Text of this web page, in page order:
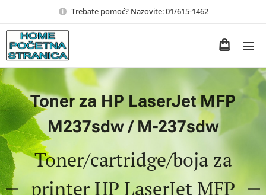
Trebate pomoć? Nazovite: 01/615-1462
Toner za HP LaserJet MFP
M237sdw / M-237sdw
Toner/cartridge/boja za
printer HP LaserJet MFP